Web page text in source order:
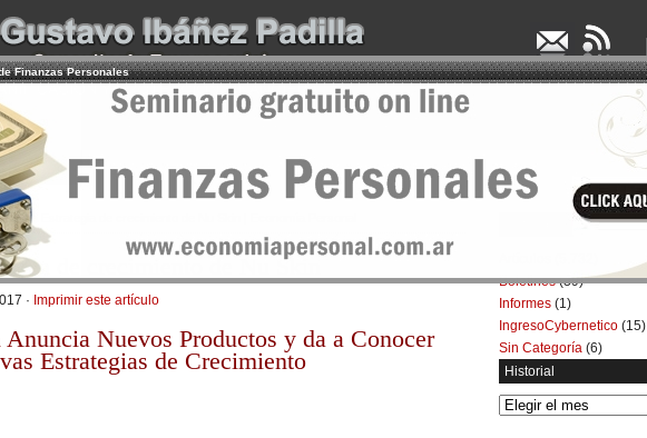
SERVICIOS BOLETINES
USUARIO
/ La Estrategia de crecimiento de Nu Skin | Economía Personal
de crecimiento de Nu Skin
· Imprimir este artículo
Nuevos Productos y da a Conocer
Estrategias de Crecimiento
Finanzas Personales
Boletines(39)
Informes (1)
IngresoCybernetico (15)
Sin Categoría (6)
Historial
Historial